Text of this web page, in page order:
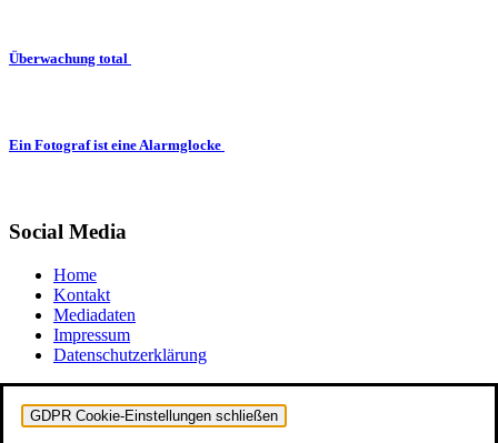
Überwachung total
Ein Fotograf ist eine Alarmglocke
Social Media
Home
Kontakt
Mediadaten
Impressum
Datenschutzerklärung
GDPR Cookie-Einstellungen schließen